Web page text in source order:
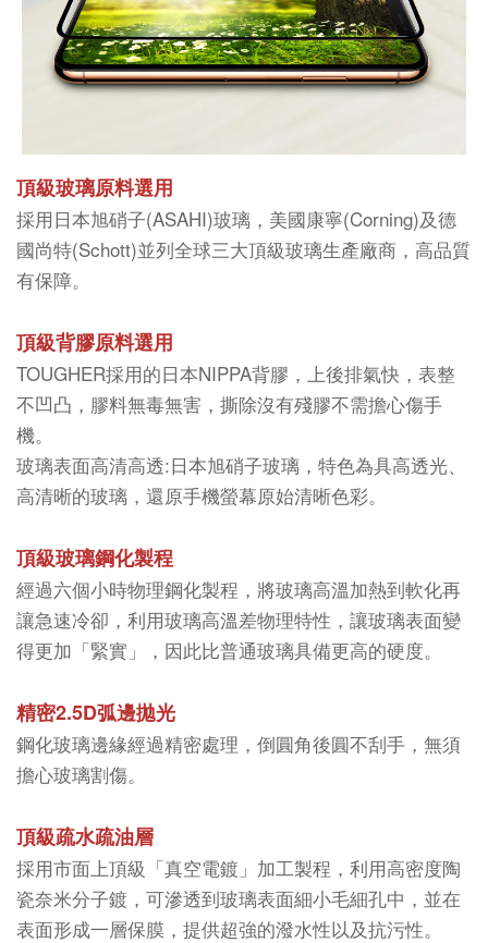
頂級玻璃原料選用
採用日本旭硝子(ASAHI)玻璃，美國康寧(Corning)及德
國尚特(Schott)並列全球三大頂級玻璃生產廠商，高品質
有保障。
頂級背膠原料選用
TOUGHER採用的日本NIPPA背膠，上後排氣快，表整
不凹凸，膠料無毒無害，撕除沒有殘膠不需擔心傷手
機。
玻璃表面高清高透:日本旭硝子玻璃，特色為具高透光、
高清晰的玻璃，還原手機螢幕原始清晰色彩。
頂級玻璃鋼化製程
經過六個小時物理鋼化製程，將玻璃高溫加熱到軟化再
讓急速冷卻，利用玻璃高溫差物理特性，讓玻璃表面變
得更加「緊實」，因此比普通玻璃具備更高的硬度。
精密2.5D弧邊拋光
鋼化玻璃邊緣經過精密處理，倒圓角後圓不刮手，無須
擔心玻璃割傷。
頂級疏水疏油層
採用市面上頂級「真空電鍍」加工製程，利用高密度陶
瓷奈米分子鍍，可滲透到玻璃表面細小毛細孔中，並在
表面形成一層保膜，提供超強的潑水性以及抗污性。